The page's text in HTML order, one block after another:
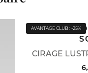
AVANTAGE CLUB : -25%
CIRAGE
JAMES